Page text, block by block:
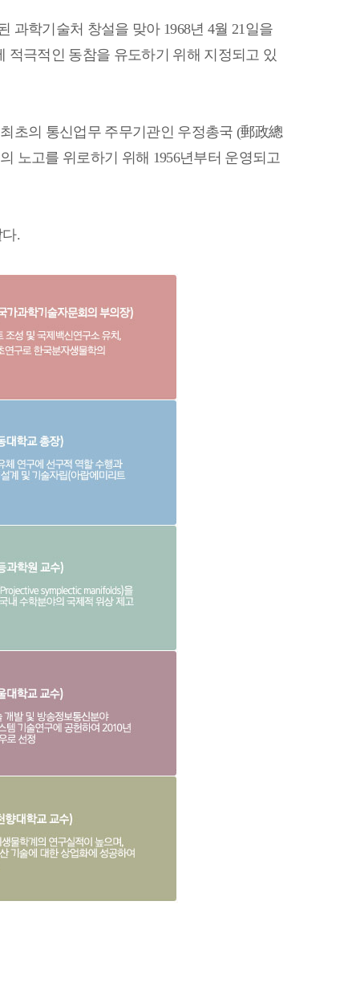
과학기술처 창설을 맞아 1968년 4월 21일을
적극적인 동참을 유도하기 위해 지정되고 있
초의 통신업무 주무기관인 우정총국 (郵政總
노고를 위로하기 위해 1956년부터 운영되고
.